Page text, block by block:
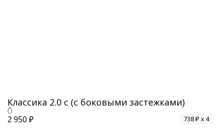
Классика 2.0 с (с боковыми застежками)
2 950 ₽ 738 ₽ x 4